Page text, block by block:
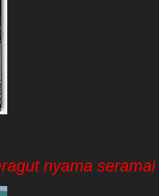
nyama seramai